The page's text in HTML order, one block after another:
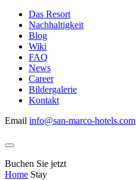
Das Resort
Nachhaltigkeit
Blog
Wiki
FAQ
News
Career
Bildergalerie
Kontakt
Email info@san-marco-hotels.com
Buchen Sie jetzt
Home Stay